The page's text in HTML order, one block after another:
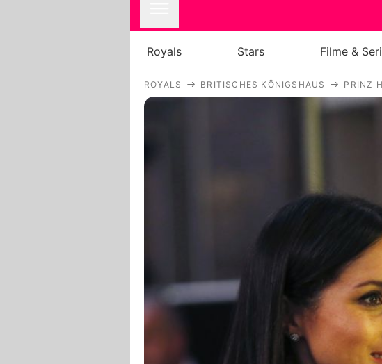
Royals Stars Filme &
ROYALS BRITISCHES KÖNIGSHAUS PRINZ